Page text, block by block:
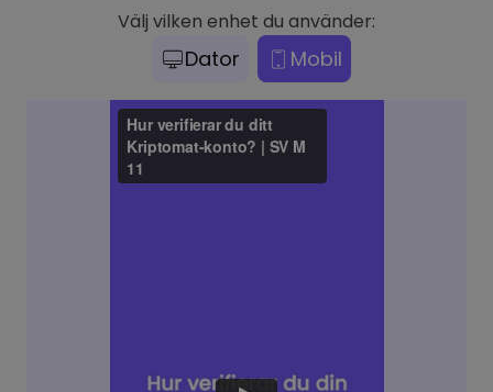
Välj vilken enhet du använder:
Dator Mobil